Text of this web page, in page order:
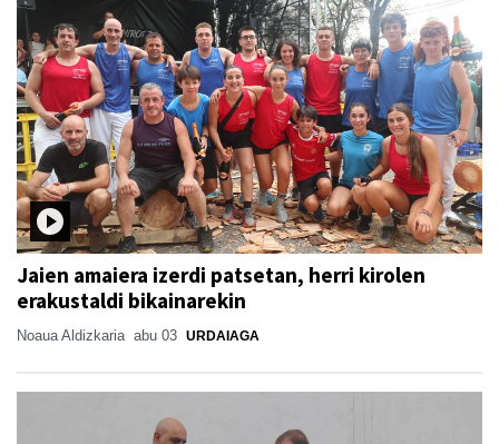
Jaien amaiera izerdi patsetan, herri kirolen
erakustaldi bikainarekin
Noaua Aldizkaria abu 03 URDAIAGA